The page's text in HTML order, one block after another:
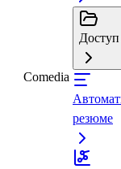
Comedia
Доступ
резюме